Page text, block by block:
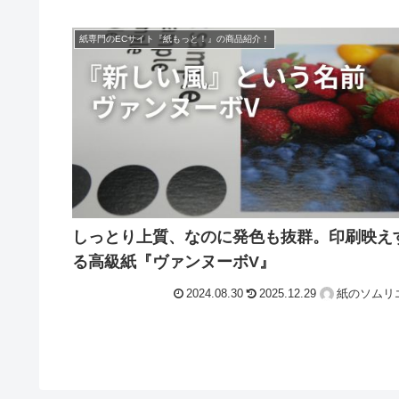
紙専門のECサイト『紙もっと！』の商品紹介！
しっとり上質、なのに発色も抜群。印刷映え
る高級紙『ヴァンヌーボV』
2024.08.30 2025.12.29 紙のソムリ